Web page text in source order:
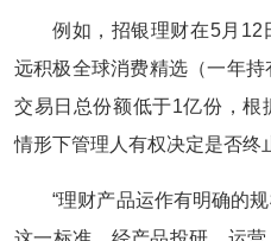
例如，招银理财在5月12
远积极全球消费精选（一年
交易日总份额低于1亿份，根
情形下管理人有权决定是否终
“理财产品运作有明确的